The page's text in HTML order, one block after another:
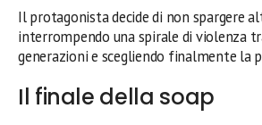
Il protagonista decide di non spargere
interrompendo una spirale di violenza
generazioni e scegliendo finalmente la
Il finale della soap